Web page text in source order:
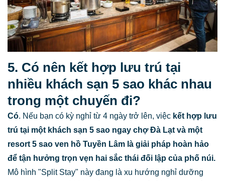
5. Có nên kết hợp lưu trú tại
nhiều khách sạn 5 sao khác nhau
trong một chuyến đi?
Có. Nếu bạn có kỳ nghỉ từ 4 ngày trở lên, việc kết hợp lưu
trú tại một khách sạn 5 sao ngay chợ Đà Lạt và một
resort 5 sao ven hồ Tuyền Lâm là giải pháp hoàn hảo
để tận hưởng trọn vẹn hai sắc thái đối lập của phố núi.
Mô hình "Split Stay" này đang là xu hướng nghỉ dưỡng